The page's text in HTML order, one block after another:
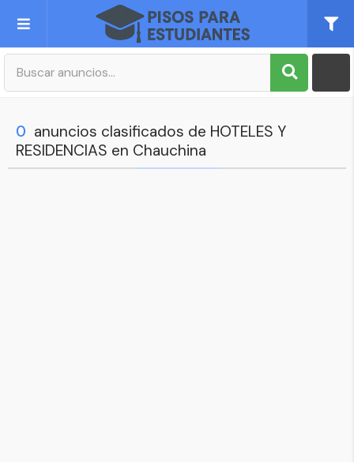
Publica tu Anuncio
Mi cuenta
0 anuncios clasificados de HOTELES Y
RESIDENCIAS en Chauchina